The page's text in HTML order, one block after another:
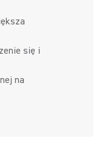
się i
na